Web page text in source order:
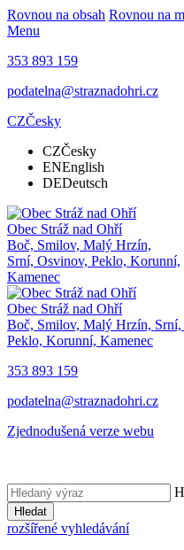
Rovnou na obsah Rovnou na
Menu
353 893 159
podatelna@straznadohri.cz
CZČesky
CZČesky
ENEnglish
DEDeutsch
Obec Stráž nad Ohří
Boč, Smilov, Malý Hrzín,
Srní, Osvinov, Peklo, Korunní,
Kamenec
Obec Stráž nad Ohří
Boč, Smilov, Malý Hrzín, Srní,
Peklo, Korunní, Kamenec
353 893 159
podatelna@straznadohri.cz
Zjednodušená verze webu
Hledat
rozšířené vyhledávání